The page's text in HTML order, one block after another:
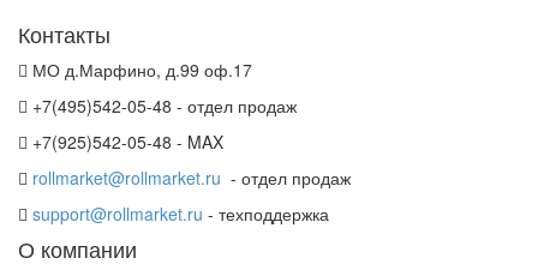
Контакты
МО д.Марфино, д.99 оф.17
+7(495)542-05-48 - отдел продаж
+7(925)542-05-48 - MAX
rollmarket@rollmarket.ru - отдел продаж
support@rollmarket.ru - техподдержка
О компании